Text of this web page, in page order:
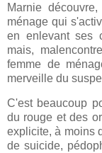
Marnie
ménage qui
en enlevant ses
mais,
femme de
merveille du
C'est beaucoup
du rouge et des
explicite, à moins
de suicide,